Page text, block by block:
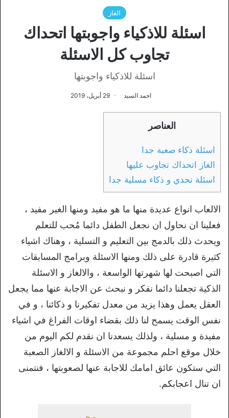
الغاز
اسئلة للاذكياء واجوبتها اتحداك
تجاوب كل الاسئلة
اسئلة للاذكياء واجوبتها
احمد السيد 29 أبريل، 2019
العناصر
اسئلة ذكاء صعبة جدا
الغاز اتحداك تجاوب عليها
اسئلة تحدي و ذكاء مسلية جدا
الالعاب انواع عديدة منها ما هو مفيد ومنها الغير مفيد ،
فعلينا ان نحاول ان نجعل الطفل دائما مُحب للتعلم
ويحدث ذلك بالدمج بين التعليم و التسلية ، وهناك اشياء
كثيرة قادرة على ذلك ومنها الاسئلة وبرامج المسابقات
التي اصبحت لها شهرتها الواسعة ، والالغاز و الاسئلة
الذكية تجعلنا دائما نفكر و نبحث عن الاجابة عنها مما يجعل
العقل يعمل وهذا يزيد من معدل تفكيرنا و ذكائنا ، و في
نفس الوقت يسمح لنا ذلك بقضاء اوقات الفراغ في اشياء
مفيدة و مسلية ، ولذلك يسعدنا ان نقدم لكم اليوم من
خلال موقع احلم مجموعة من الاسئلة و الالغاز الصعبة
التي ستكون عائق امامك للاجابة عنها لصعوبتها ، فنتمنى
ان تنال اعجابكم.